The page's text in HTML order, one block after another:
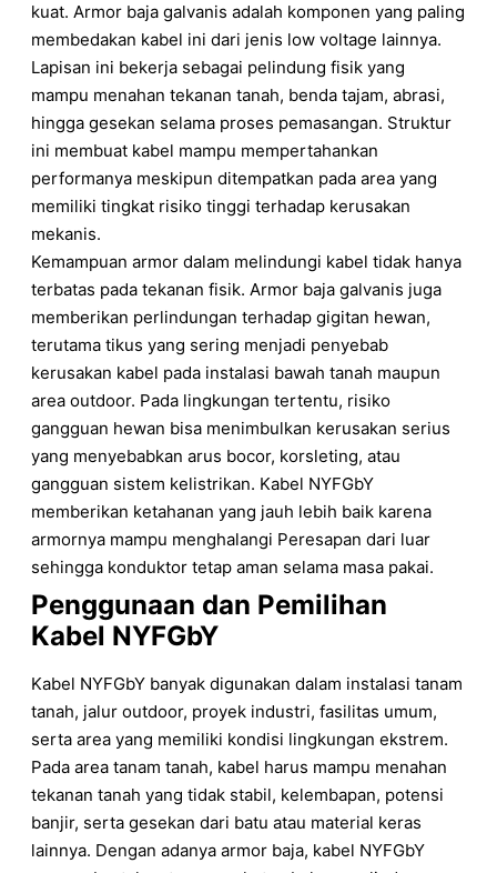
kuat. Armor baja galvanis adalah komponen yang paling
membedakan kabel ini dari jenis low voltage lainnya.
Lapisan ini bekerja sebagai pelindung fisik yang
mampu menahan tekanan tanah, benda tajam, abrasi,
hingga gesekan selama proses pemasangan. Struktur
ini membuat kabel mampu mempertahankan
performanya meskipun ditempatkan pada area yang
memiliki tingkat risiko tinggi terhadap kerusakan
mekanis.
Kemampuan armor dalam melindungi kabel tidak hanya
terbatas pada tekanan fisik. Armor baja galvanis juga
memberikan perlindungan terhadap gigitan hewan,
terutama tikus yang sering menjadi penyebab
kerusakan kabel pada instalasi bawah tanah maupun
area outdoor. Pada lingkungan tertentu, risiko
gangguan hewan bisa menimbulkan kerusakan serius
yang menyebabkan arus bocor, korsleting, atau
gangguan sistem kelistrikan. Kabel NYFGbY
memberikan ketahanan yang jauh lebih baik karena
armornya mampu menghalangi Peresapan dari luar
sehingga konduktor tetap aman selama masa pakai.
Penggunaan dan Pemilihan
Kabel NYFGbY
Kabel NYFGbY banyak digunakan dalam instalasi tanam
tanah, jalur outdoor, proyek industri, fasilitas umum,
serta area yang memiliki kondisi lingkungan ekstrem.
Pada area tanam tanah, kabel harus mampu menahan
tekanan tanah yang tidak stabil, kelembapan, potensi
banjir, serta gesekan dari batu atau material keras
lainnya. Dengan adanya armor baja, kabel NYFGbY